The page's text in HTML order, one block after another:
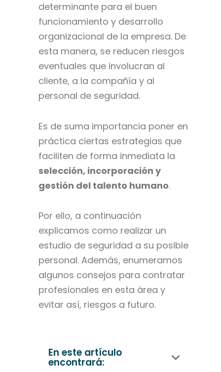
determinante para el buen
funcionamiento y desarrollo
organizacional de la empresa. De
esta manera, se reducen riesgos
eventuales que involucran al
cliente, a la compañía y al
personal de seguridad.
Es de suma importancia poner en
práctica ciertas estrategias que
faciliten de forma inmediata la
selección, incorporación y
gestión del talento humano.
Por ello, a continuación
explicamos como realizar un
estudio de seguridad a su posible
personal. Además, enumeramos
algunos consejos para contratar
profesionales en esta área y
evitar así, riesgos a futuro.
En este artículo
encontrará: